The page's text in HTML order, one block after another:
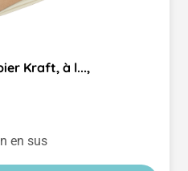
Kraft, à l...,
en sus